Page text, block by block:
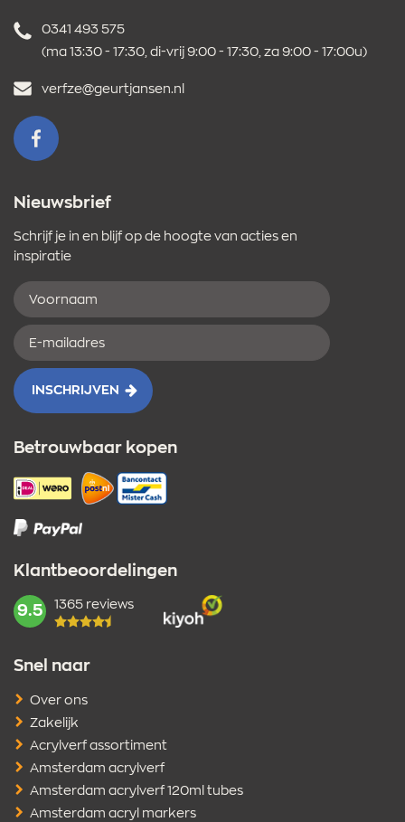
Telefoonnummer
0341 493 575
(ma 13:30 - 17:30, di-vrij 9:00 - 17:30, za 9:00 - 17:00u)
E-
verfze@geurtjansen.nl
VOLG ONS OP FACEBOOK
Nieuwsbrief
Schrijf je in en blijf op de hoogte van acties en
inspiratie
Voornaam
E-
mailadres
INSCHRIJVEN
Betrouwbaar kopen
Klantbeoordelingen
mark:
9.5 1365 reviews
Snel naar
Over ons
Zakelijk
Acrylverf assortiment
Amsterdam acrylverf
Amsterdam acrylverf 120ml tubes
Amsterdam acryl markers